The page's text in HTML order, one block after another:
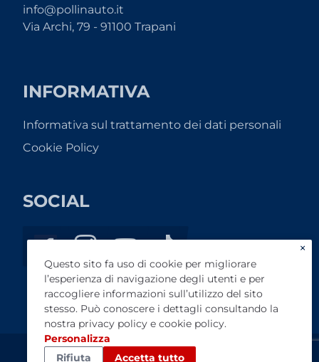
info@pollinauto.it
Via Archi, 79 - 91100 Trapani
INFORMATIVA
Informativa sul trattamento dei dati personali
Cookie Policy
SOCIAL
×
Questo sito fa uso di cookie per migliorare
l’esperienza di navigazione degli utenti e per
raccogliere informazioni sull’utilizzo del sito
stesso. Può conoscere i dettagli consultando la
nostra privacy policy e cookie policy.
Personalizza
Rifiuta
Accetta tutto